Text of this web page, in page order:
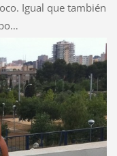
Igual que también